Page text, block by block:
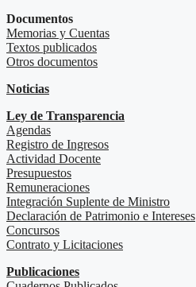
Documentos
Memorias y Cuentas
Textos publicados
Otros documentos
Noticias
Ley de Transparencia
Agendas
Registro de Ingresos
Actividad Docente
Presupuestos
Remuneraciones
Integración Suplente de Ministro
Declaración de Patrimonio e Intereses
Concursos
Contrato y Licitaciones
Publicaciones